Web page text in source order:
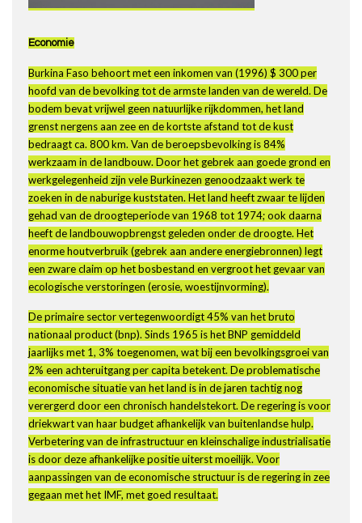
Economie
Burkina Faso behoort met een inkomen van (1996) $ 300 per
hoofd van de bevolking tot de armste landen van de wereld. De
bodem bevat vrijwel geen natuurlijke rijkdommen, het land
grenst nergens aan zee en de kortste afstand tot de kust
bedraagt ca. 800 km. Van de beroepsbevolking is 84%
werkzaam in de landbouw. Door het gebrek aan goede grond en
werkgelegenheid zijn vele Burkinezen genoodzaakt werk te
zoeken in de naburige kuststaten. Het land heeft zwaar te lijden
gehad van de droogteperiode van 1968 tot 1974; ook daarna
heeft de landbouwopbrengst geleden onder de droogte. Het
enorme houtverbruik (gebrek aan andere energiebronnen) legt
een zware claim op het bosbestand en vergroot het gevaar van
ecologische verstoringen (erosie, woestijnvorming).
De primaire sector vertegenwoordigt 45% van het bruto
nationaal product (bnp). Sinds 1965 is het BNP gemiddeld
jaarlijks met 1, 3% toegenomen, wat bij een bevolkingsgroei van
2% een achteruitgang per capita betekent. De problematische
economische situatie van het land is in de jaren tachtig nog
verergerd door een chronisch handelstekort. De regering is voor
driekwart van haar budget afhankelijk van buitenlandse hulp.
Verbetering van de infrastructuur en kleinschalige industrialisatie
is door deze afhankelijke positie uiterst moeilijk. Voor
aanpassingen van de economische structuur is de regering in zee
gegaan met het IMF, met goed resultaat.